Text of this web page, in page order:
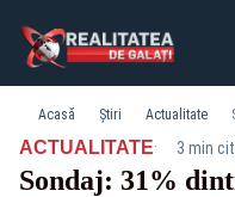
Acasă Știri Actualitate
ACTUALITATE· 3 min
Sondaj: 31%